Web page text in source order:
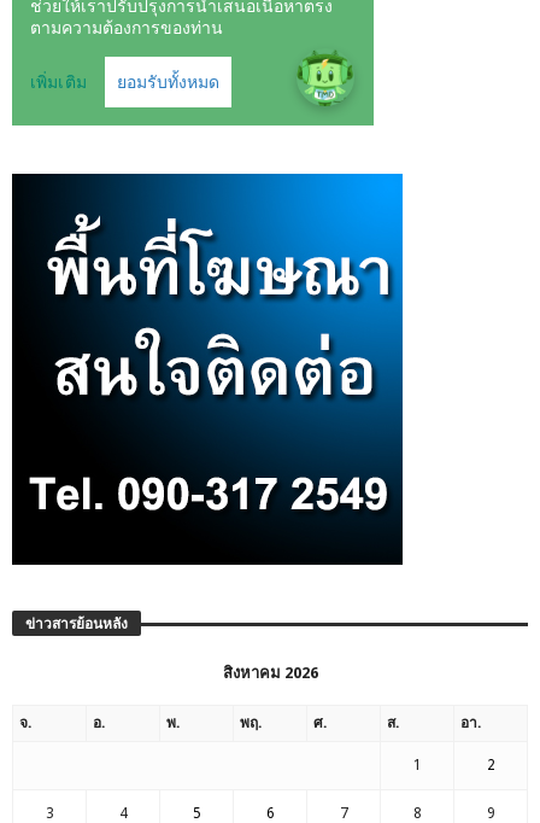
ข่าวสารย้อนหลัง
สิงหาคม 2026
จ. อ. พ. พฤ. ศ. ส. อา.
1 2
3 4 5 6 7 8 9